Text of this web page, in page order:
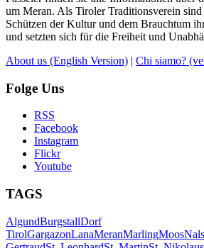
um Meran. Als Tiroler Traditionsverein
Schützen der Kultur und dem Brauchtum
und setzten sich für die Freiheit und
About us (English Version) | Chi siamo?
Folge Uns
RSS
Facebook
Instagram
Flickr
Youtube
TAGS
AlgundBurgstallDorf
TirolGargazonLanaMeranMarlingMoosNals